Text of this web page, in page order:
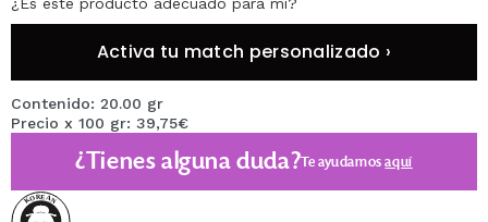
Activa tu match personalizado ›
Contenido: 20.00 gr
Precio x 100 gr: 39,75€
¿Tienes alguna duda?Te ayudamosaquí